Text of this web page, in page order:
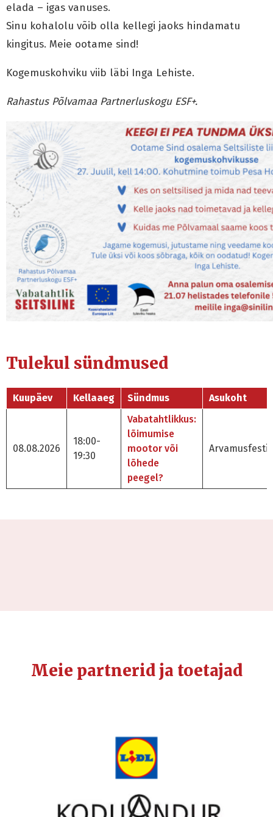
elada – igas vanuses.
Sinu kohalolu võib olla kellegi jaoks hindamatu
kingitus. Meie ootame sind!
Kogemuskohviku viib läbi Inga Lehiste.
Rahastus Põlvamaa Partnerluskogu ESF+.
Tulekul sündmused
Kuupäev Kellaaeg Sündmus Asukoht
08.08.2026
18:00-
19:30
Vabatahtlikkus:
lõimumise
mootor või
lõhede
peegel?
Meie partnerid ja toetajad